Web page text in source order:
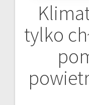
tylko